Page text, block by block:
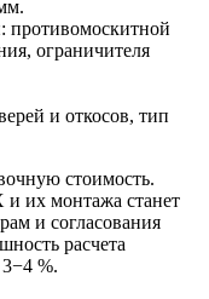
противомоскитной
ограничителя
и откосов, тип
стоимость.
и их монтажа станет
и согласования
расчета
3−4 %.